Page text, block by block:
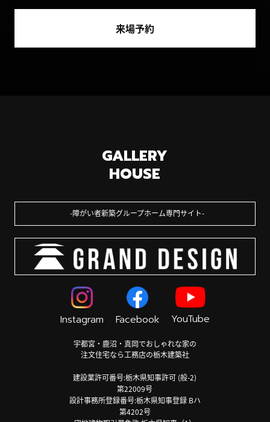
来場予約
GALLERY
HOUSE
障がい者新築グループホーム専門サイト
Instagram Facebook YouTube
宇都宮・鹿沼・真岡でおしゃれな家の
注文住宅なら工務店の栃木建築社
建設業許可番号:栃木県知事許可 (般-2)
第22009号
設計事務所登録番号:栃木県知事登録 Bハ
第4202号